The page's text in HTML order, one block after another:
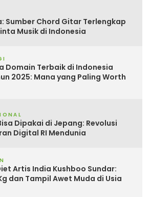
Sumber Chord Gitar Terlengkap
Musik di Indonesia
Domain Terbaik di Indonesia
2025: Mana yang Paling Worth
Dipakai di Jepang: Revolusi
Digital RI Mendunia
Artis India Kushboo Sundar:
dan Tampil Awet Muda di Usia